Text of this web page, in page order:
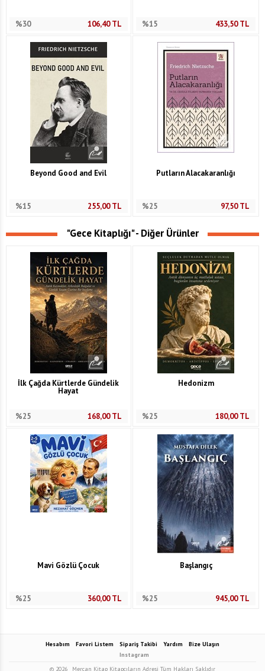
%30 106,40TL %15 433,50TL
Beyond Good and Evil
%15 255,00TL
Putların Alacakaranlığı
%25 97,50TL
"Gece Kitaplığı" - Diğer Ürünler
İlk Çağda Kürtlerde Gündelik
Hayat
%25 168,00TL
Hedonizm
%25 180,00TL
Mavi Gözlü Çocuk
%25 360,00TL
Başlangıç
%25 945,00TL
Hesabım Favori Listem Sipariş Takibi Yardım
Bize Ulaşın
Instagram
© 2026
Mercan Kitap Kitapçıların Adresi Tüm Hakları Saklıdır